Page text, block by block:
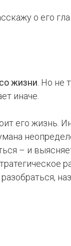
о его
жизни Но не
иначе.
его жизнь.
– и